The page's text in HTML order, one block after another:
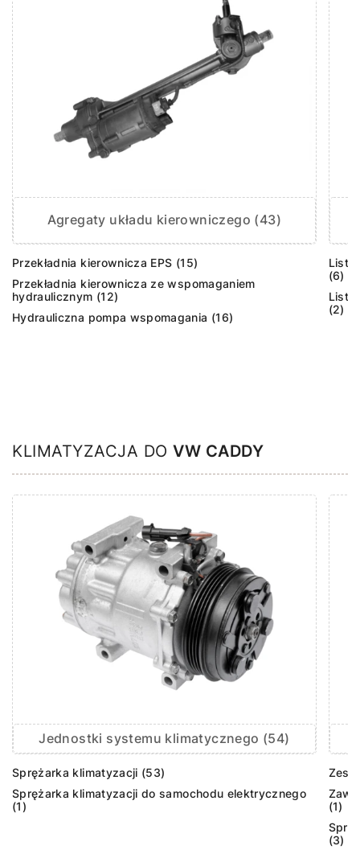
Agregaty układu kierowniczego (43)
Przekładnia kierownicza EPS (15)
Przekładnia kierownicza ze wspomaganiem
hydraulicznym (12)
Hydrauliczna pompa wspomagania (16)
(6)
(2)
KLIMATYZACJA DO VW CADDY
Jednostki systemu klimatycznego (54)
Sprężarka klimatyzacji (53)
Sprężarka klimatyzacji do samochodu elektrycznego
(1)
(1)
(3)